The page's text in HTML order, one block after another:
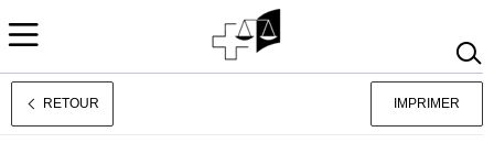
Deutsch
RETOUR IMPRIMER